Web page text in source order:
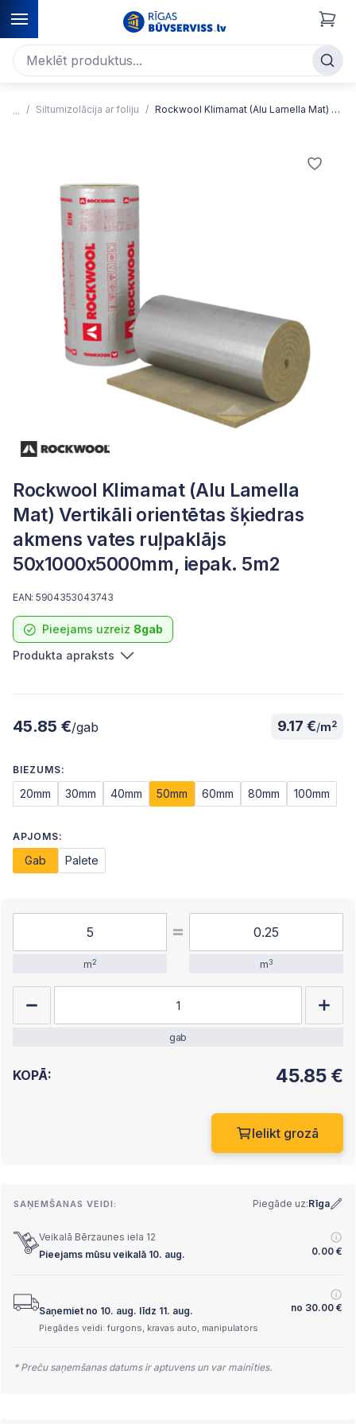
Siltumizolācija ar foliju Rockwool Klimamat (Alu Lamella Mat) Vertikāli orientētas šķiedras akmens vates ruļpaklājs
Rockwool Klimamat (Alu Lamella
Mat) Vertikāli orientētas šķiedras
akmens vates ruļpaklājs
50x1000x5000mm, iepak. 5m2
Pieejams uzreiz 8gab
EAN: 5904353043743
Produkta apraksts
45.85 €/gab 9.17 €/m2
BIEZUMS:
20mm 30mm 40mm 50mm 60mm 80mm 100mm
APJOMS:
Gab Palete
m2 m3
gab
KOPĀ: 45.85 €
Ielikt grozā
SAŅEMŠANAS VEIDI: Piegāde uz:Rīga
Veikalā Bērzaunes iela 12
Pieejams mūsu veikalā 10. aug.
0.00 €
Saņemiet no 10. aug. līdz 11. aug. no 30.00 €
Piegādes veidi: furgons, kravas auto, manipulators
* Preču saņemšanas datums ir aptuvens un var mainīties.